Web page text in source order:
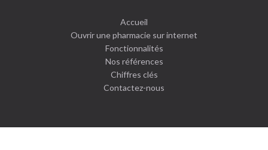
Accueil
Ouvrir une pharmacie sur internet
Fonctionnalités
Nos références
Chiffres clés
Contactez-nous